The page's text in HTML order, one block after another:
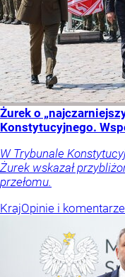
Żurek o
Konstytucyjnego.
W Trybunale
Żurek wskazał
przełomu.
KrajOpinie i komentarze